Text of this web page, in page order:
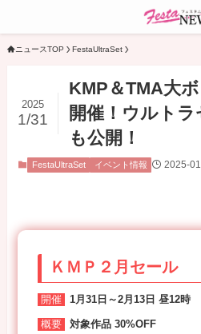
ニュースTOP FestaUltraSet
KMP＆TMA大
開催！ウルト
も公開！
2025
1/31
FestaUltraSet イベント情報 2025-
ＫＭＰ２月セール
開催 1月31日～2月13日 昼12時
概要 対象作品 30%OFF